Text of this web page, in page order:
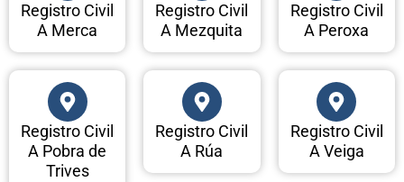
Registro Civil
A Merca
Registro Civil
A Mezquita
Registro Civil
A Peroxa
Registro Civil
A Pobra de
Trives
Registro Civil
A Rúa
Registro Civil
A Veiga